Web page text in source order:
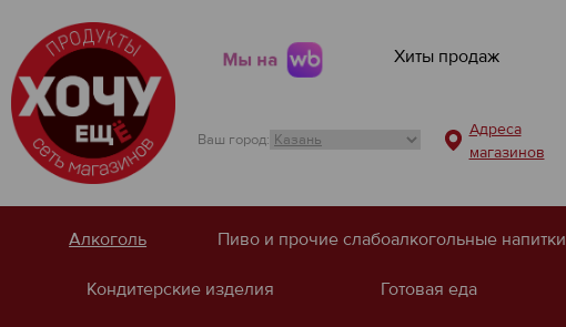
Мы на Хиты продаж
Ваш город:
Адреса
магазинов
Алкоголь Пиво и прочие слабоалкогольные напитки
Кондитерские изделия Готовая еда